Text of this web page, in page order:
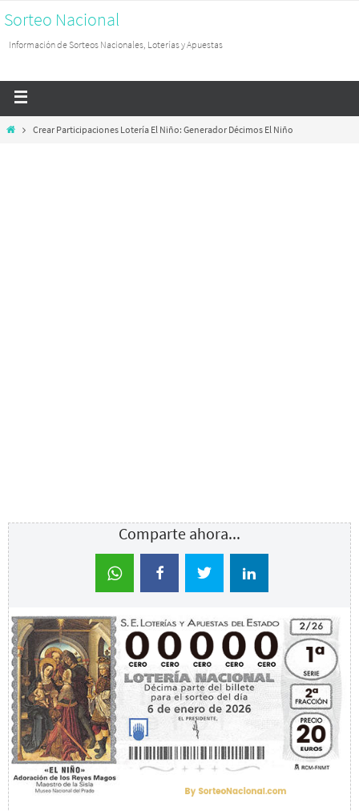
Sorteo Nacional
Información de Sorteos Nacionales, Loterías y Apuestas
Crear Participaciones Lotería El Niño: Generador Décimos El Niño
Comparte ahora...